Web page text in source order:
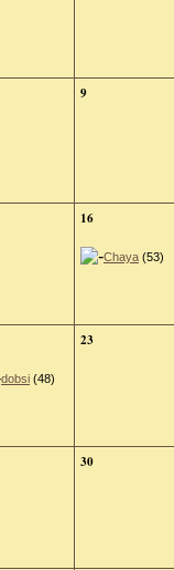
9
16
Chaya (53)
dobsi (48)
23
30